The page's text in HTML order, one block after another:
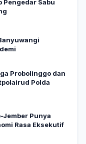
Pengedar Sabu
Probolinggo dan
Polda
Jember Punya
Rasa Eksekutif